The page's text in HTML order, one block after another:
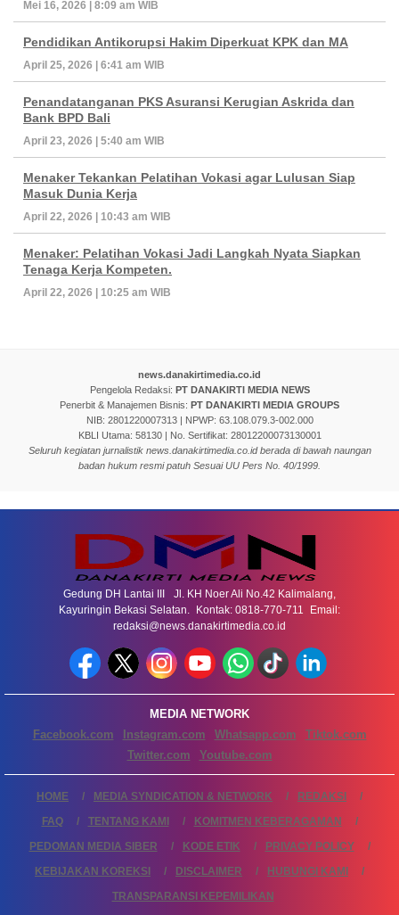
Mei 16, 2026 | 8:09 am WIB
Pendidikan Antikorupsi Hakim Diperkuat KPK dan MA
April 25, 2026 | 6:41 am WIB
Penandatanganan PKS Asuransi Kerugian Askrida dan
Bank BPD Bali
April 23, 2026 | 5:40 am WIB
Menaker Tekankan Pelatihan Vokasi agar Lulusan Siap
Masuk Dunia Kerja
April 22, 2026 | 10:43 am WIB
Menaker: Pelatihan Vokasi Jadi Langkah Nyata Siapkan
Tenaga Kerja Kompeten.
April 22, 2026 | 10:25 am WIB
news.danakirtimedia.co.id
Pengelola Redaksi: PT DANAKIRTI MEDIA NEWS
Penerbit & Manajemen Bisnis: PT DANAKIRTI MEDIA GROUPS
NIB: 2801220007313 | NPWP: 63.108.079.3-002.000
KBLI Utama: 58130 | No. Sertifikat: 28012200073130001
Seluruh kegiatan jurnalistik news.danakirtimedia.co.id berada di bawah naungan
badan hukum resmi patuh Sesuai UU Pers No. 40/1999.
Gedung DH Lantai III Jl. KH Noer Ali No.42 Kalimalang,
Kayuringin Bekasi Selatan. Kontak: 0818-770-711 Email:
redaksi@news.danakirtimedia.co.id
MEDIA NETWORK
Facebook.com
Instagram.com Whatsapp.com
Tiktok.com
Twitter.com
Youtube.com
HOME MEDIA SYNDICATION & NETWORK
REDAKSI
FAQ
TENTANG KAMI
KOMITMEN KEBERAGAMAN
PEDOMAN MEDIA SIBER
KODE ETIK
PRIVACY POLICY
KEBIJAKAN KOREKSI
DISCLAIMER
HUBUNGI KAMI
TRANSPARANSI KEPEMILIKAN